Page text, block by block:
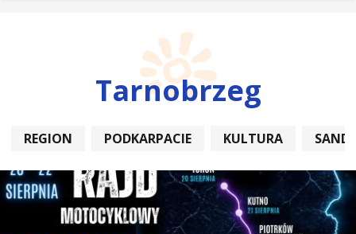
Tarnobrzeg
REGION PODKARPACIE KULTURA